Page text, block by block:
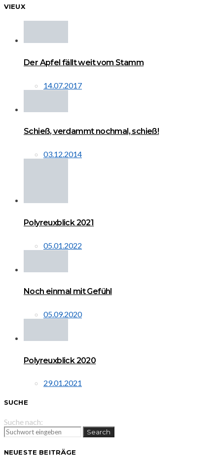
VIEUX
Der Apfel fällt weit vom Stamm
14.07.2017
Schieß, verdammt nochmal, schieß!
03.12.2014
Polyreuxblick 2021
05.01.2022
Noch einmal mit Gefühl
05.09.2020
Polyreuxblick 2020
29.01.2021
SUCHE
Suche nach:
Search
NEUESTE BEITRÄGE